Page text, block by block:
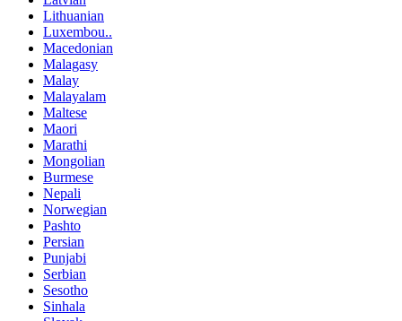
Lithuanian
Luxembou..
Macedonian
Malagasy
Malay
Malayalam
Maltese
Maori
Marathi
Mongolian
Burmese
Nepali
Norwegian
Pashto
Persian
Punjabi
Serbian
Sesotho
Sinhala